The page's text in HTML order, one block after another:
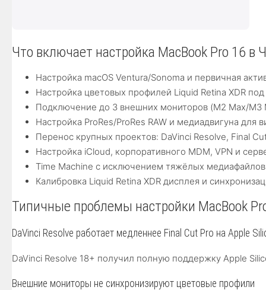
Что включает настройка MacBook Pro 16 в
Настройка macOS Ventura/Sonoma и первичная
Настройка цветовых профилей Liquid Retina XDR
Подключение до 3 внешних мониторов (M2 Max/M3
Настройка ProRes/ProRes RAW и медиадвигуна для
Перенос крупных проектов: DaVinci Resolve, Final
Настройка iCloud, корпоративного MDM, VPN и
Time Machine с исключением тяжёлых
Калибровка Liquid Retina XDR дисплея и
Типичные проблемы настройки MacBook
DaVinci Resolve работает медленнее Final Cut Pro на Apple
DaVinci Resolve 18+ получил полную поддержку Apple
Внешние мониторы не синхронизируют цветовые профили